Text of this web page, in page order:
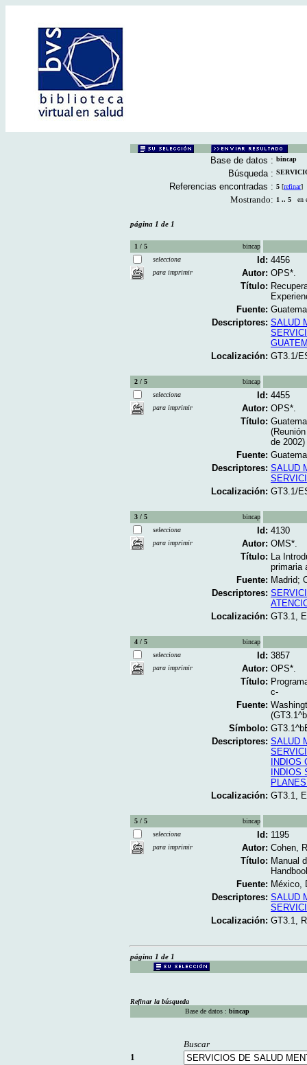
Base de datos : bincap
Búsqueda :
Referencias encontradas : 5 [refinar]
Mostrando: 1 .. 5 en
página 1 de 1
1 / 5
bincap
selecciona
para imprimir
Id: 4456
Autor: OPS*.
Título:
Fuente:
Descriptores: SALUD
Localización: GT3.1/
2 / 5
bincap
selecciona
para imprimir
Id: 4455
Autor: OPS*.
Título:
de
Fuente:
Descriptores: SALUD
Localización: GT3.1/
3 / 5
bincap
selecciona
para imprimir
Id: 4130
Autor: OMS*.
Título: La
primaria
Fuente: Madrid;
Descriptores:
Localización: GT3.1,
4 / 5
bincap
selecciona
para imprimir
Id: 3857
Autor: OPS*.
Título:
c-
Fuente:
Símbolo:
Descriptores: SALUD
INDIOS
INDIOS
Localización: GT3.1,
5 / 5
bincap
selecciona
para imprimir
Id: 1195
Autor: Cohen,
Título: Manual
Fuente: México,
Descriptores: SALUD
Localización: GT3.1,
página 1 de 1
Refinar la búsqueda
Base de datos : bincap
Buscar
1